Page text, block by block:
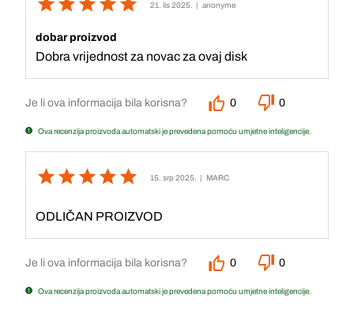
21. lis 2025. | anonyme
dobar proizvod
Dobra vrijednost za novac za ovaj disk
Je li ova informacija bila korisna? 0 0
Ova recenzija proizvoda automatski je prevedena pomoću umjetne inteligencije.
15. srp 2025. | MARC
ODLIČAN PROIZVOD
Je li ova informacija bila korisna? 0 0
Ova recenzija proizvoda automatski je prevedena pomoću umjetne inteligencije.